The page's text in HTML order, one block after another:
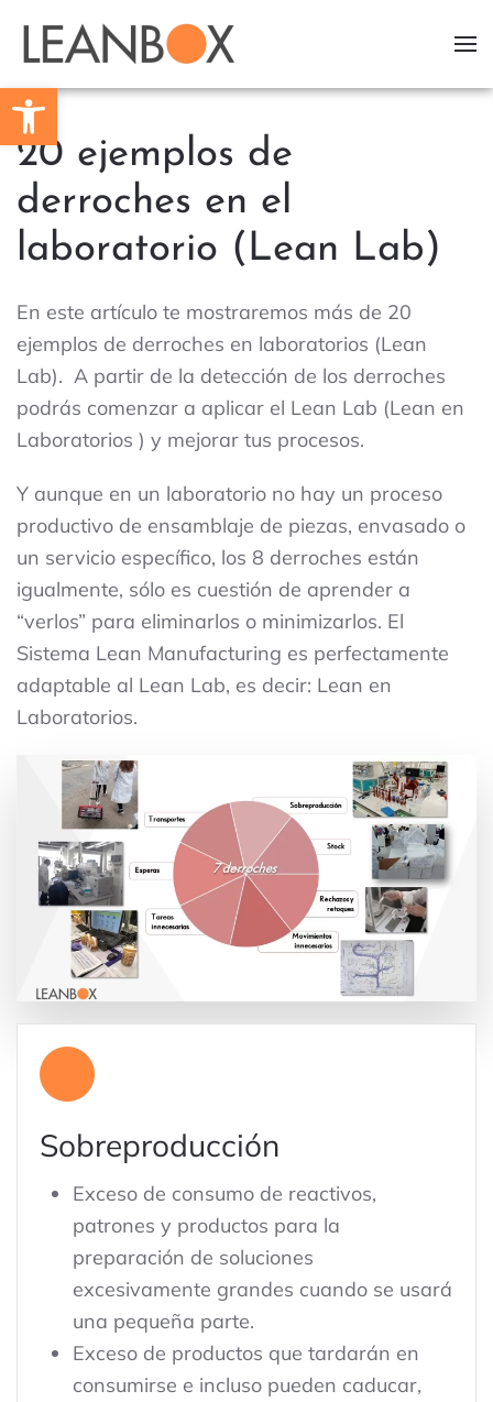
Barra de Ferramentas Aberta
Skip to main content
20 ejemplos de
derroches en el
laboratorio (Lean Lab)
En este artículo te mostraremos más de 20
ejemplos de derroches en laboratorios (Lean
Lab). A partir de la detección de los derroches
podrás comenzar a aplicar el Lean Lab (Lean en
Laboratorios ) y mejorar tus procesos.
Y aunque en un laboratorio no hay un proceso
productivo de ensamblaje de piezas, envasado o
un servicio específico, los 8 derroches están
igualmente, sólo es cuestión de aprender a
“verlos” para eliminarlos o minimizarlos. El
Sistema Lean Manufacturing es perfectamente
adaptable al Lean Lab, es decir: Lean en
Laboratorios.
Sobreproducción
Exceso de consumo de reactivos,
patrones y productos para la
preparación de soluciones
excesivamente grandes cuando se usará
una pequeña parte.
Exceso de productos que tardarán en
consumirse e incluso pueden caducar,